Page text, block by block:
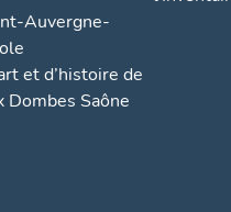
Auvergne-
et d’histoire de
Dombes Saône